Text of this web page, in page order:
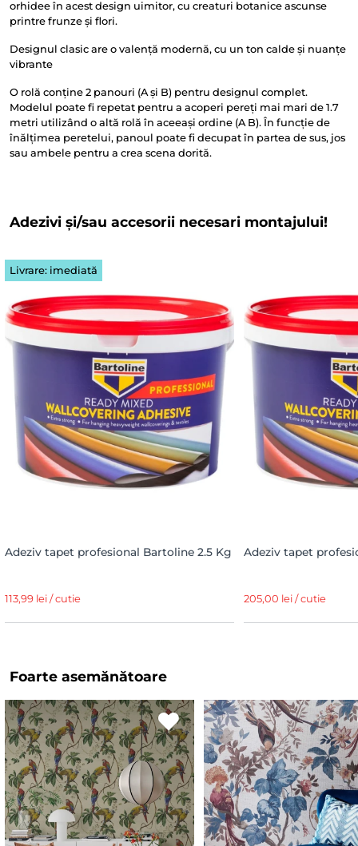
orhidee în acest design uimitor, cu creaturi botanice ascunse
printre frunze și flori.
Designul clasic are o valență modernă, cu un ton calde și nuanțe
vibrante
O rolă conține 2 panouri (A și B) pentru designul complet.
Modelul poate fi repetat pentru a acoperi pereți mai mari de 1.7
metri utilizând o altă rolă în aceeași ordine (A B). În funcție de
înălțimea peretelui, panoul poate fi decupat în partea de sus, jos
sau ambele pentru a crea scena dorită.
Adezivi și/sau accesorii necesari montajului!
Livrare: imediată
Adeziv tapet profesional Bartoline 2.5 Kg
113,99 lei / cutie
Adeziv tapet
205,00 lei / cutie
Foarte asemănătoare